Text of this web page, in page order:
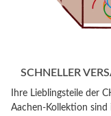
SCHNELLER
Ihre Lieblingsteile der
Aachen-Kollektion sind